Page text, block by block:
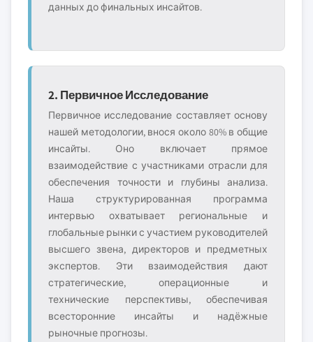
данных до финальных инсайтов.
2. Первичное Исследование
Первичное исследование составляет основу
нашей методологии, внося около 80% в общие
инсайты. Оно включает прямое
взаимодействие с участниками отрасли для
обеспечения точности и глубины анализа.
Наша структурированная программа
интервью охватывает региональные и
глобальные рынки с участием руководителей
высшего звена, директоров и предметных
экспертов. Эти взаимодействия дают
стратегические, операционные и
технические перспективы, обеспечивая
всесторонние инсайты и надёжные
рыночные прогнозы.